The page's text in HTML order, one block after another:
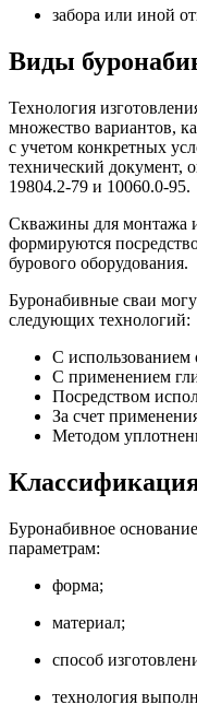
забора или иной
Виды
Технология
множество вариантов,
с учетом конкретных
технический
19804.2-79 и 10060.0-95.
Скважины для монтажа
формируются
бурового оборудования.
Буронабивные сваи
следующих технологий:
С использованием
С применением
Посредством
За счет
Методом
Буронабивное
параметрам:
форма;
материал;
способ
технология